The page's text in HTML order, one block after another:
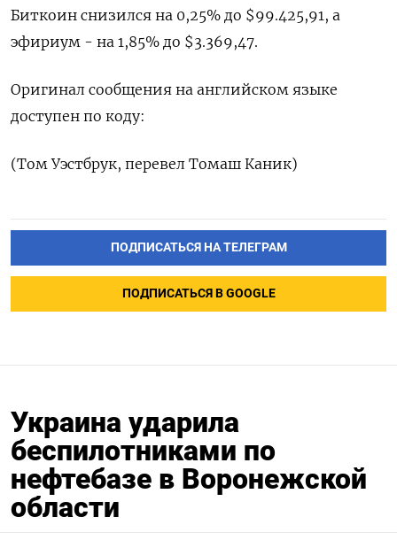
Биткоин снизился на 0,25% до $99.425,91, а
эфириум - на 1,85% до $3.369,47.
Оригинал сообщения на английском языке
доступен по коду:
(Том Уэстбрук, перевел Томаш Каник)
ПОДПИСАТЬСЯ НА ТЕЛЕГРАМ
ПОДПИСАТЬСЯ В GOOGLE
Украина ударила
беспилотниками по
нефтебазе в Воронежской
области